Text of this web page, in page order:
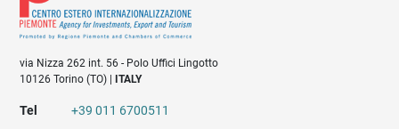
via Nizza 262 int. 56 - Polo Uffici Lingotto
10126 Torino (TO) |
ITALY
Tel
+39 011 6700511